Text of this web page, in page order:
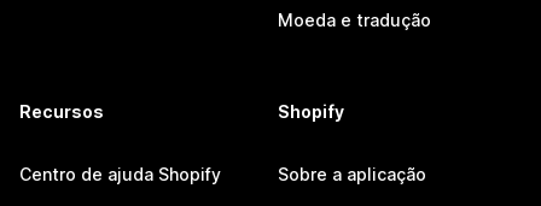
Moeda e tradução
Recursos
Centro de ajuda Shopify
Shopify
Sobre a aplicação